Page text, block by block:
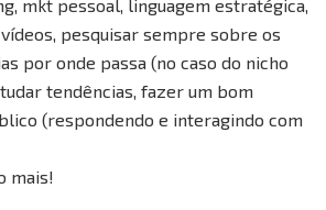
mkt pessoal, linguagem estratégica,
pesquisar sempre sobre os
por onde passa (no caso do nicho
tendências, fazer um bom
(respondendo e interagindo com
mais!